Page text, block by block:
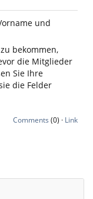
und
bekommen,
die Mitglieder
Sie Ihre
die Felder
Comments (0) · Link